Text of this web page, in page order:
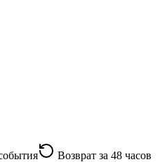
Возврат за 48 часов